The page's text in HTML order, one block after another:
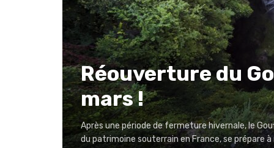
Réouverture du
mars !
Après une période de fermeture hivernale, le
du patrimoine souterrain en France, se prépare à